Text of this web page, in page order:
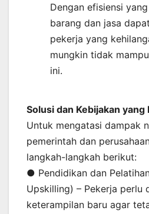
Dengan efisiensi
barang dan jasa
pekerja yang
mungkin tidak
ini.
Solusi dan Kebijakan yang
Untuk mengatasi dampak
pemerintah dan
langkah-langkah berikut:
● Pendidikan dan
Upskilling) – Pekerja perlu
keterampilan baru agar